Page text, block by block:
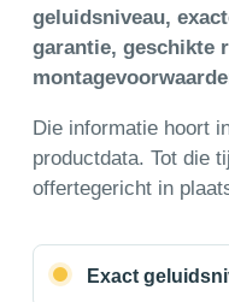
geluidsniveau,
garantie, geschikte
Die informatie hoort
productdata. Tot die
offertegericht in
Exact